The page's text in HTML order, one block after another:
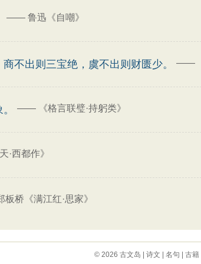
—— 鲁迅《自嘲》
不出则三宝绝，虞不出则财匮少。 ——
—— 《格言联璧·持躬类》
·西都作》
板桥《满江红·思家》
© 2026 古文岛 诗文 名句 古籍|